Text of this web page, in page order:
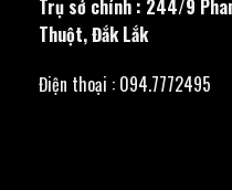
Trụ sở chính : 244/9
Thuột, Đắk Lắk
Điện thoại : 094.7772495